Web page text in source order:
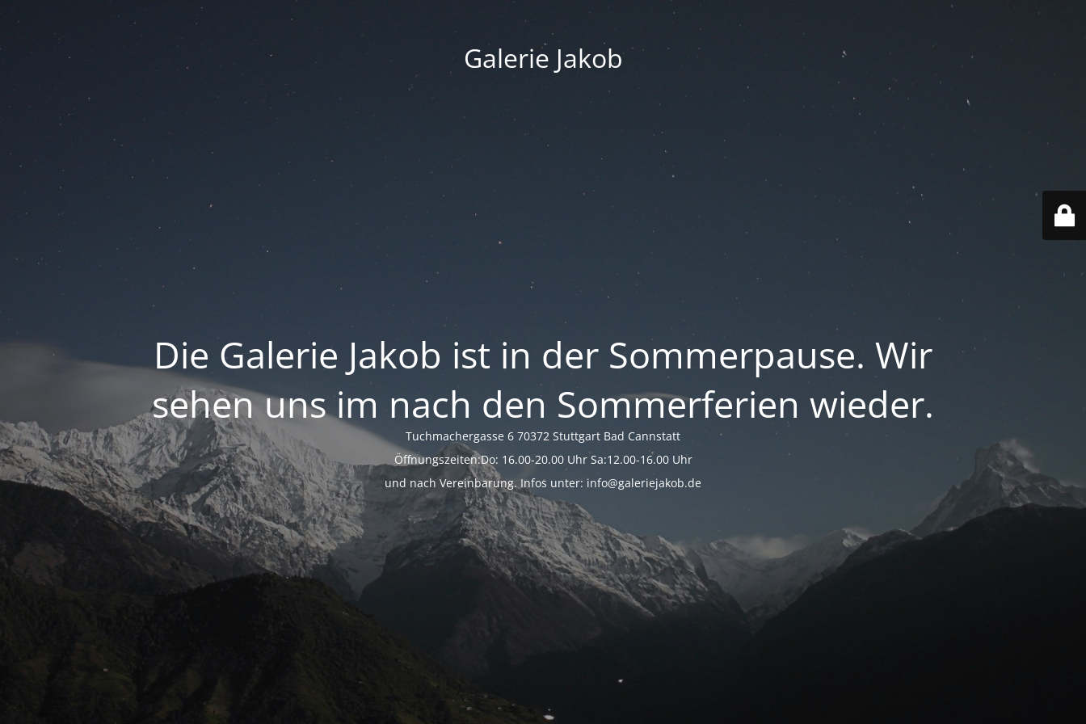
Galerie Jakob
Die Galerie Jakob ist in der Sommerpause. Wir
sehen uns im nach den Sommerferien wieder.
Tuchmachergasse 6 70372 Stuttgart Bad Cannstatt
Öffnungszeiten:Do: 16.00-20.00 Uhr Sa:12.00-16.00 Uhr
und nach Vereinbarung. Infos unter: info@galeriejakob.de